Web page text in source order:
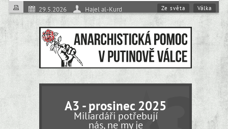
29.5.2026 Hajel al-Kurd Ze světa Válka
A3 - prosinec 2025
Miliardáři potřebují
nás, ne my je